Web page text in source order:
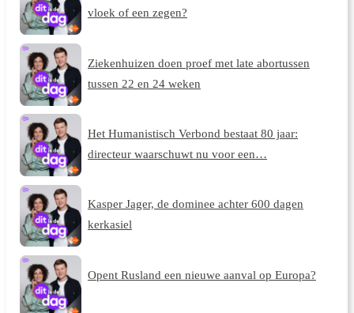
vloek of een zegen?
Ziekenhuizen doen proef met late abortussen
tussen 22 en 24 weken
Het Humanistisch Verbond bestaat 80 jaar:
directeur waarschuwt nu voor een…
Kasper Jager, de dominee achter 600 dagen
kerkasiel
Opent Rusland een nieuwe aanval op Europa?